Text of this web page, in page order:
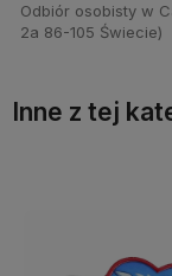
Odbiór osobisty w
2a 86-105 Świecie)
Inne z tej